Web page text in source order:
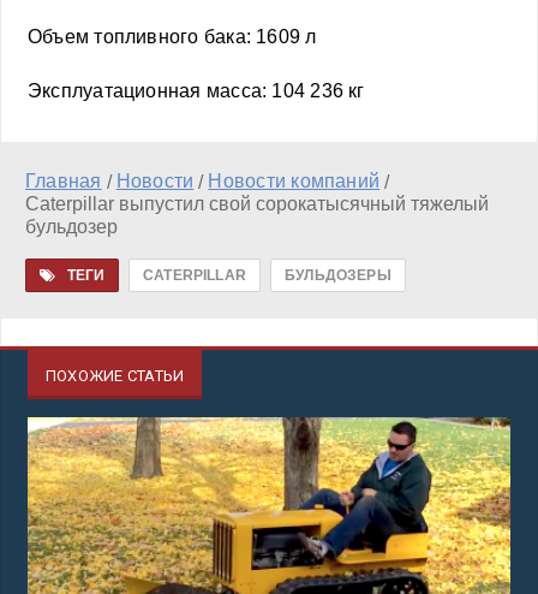
Объем топливного бака: 1609 л
Эксплуатационная масса: 104 236 кг
Главная / Новости / Новости компаний /
Caterpillar выпустил свой сорокатысячный тяжелый
бульдозер
ТЕГИ CATERPILLAR БУЛЬДОЗЕРЫ
ПОХОЖИЕ СТАТЬИ